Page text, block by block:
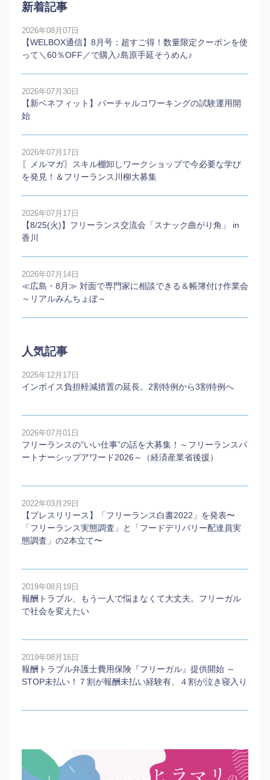
新着記事
2026年08月07日
【WELBOX通信】8月号：超すご得！数量限定クーポンを使
って＼60％OFF／で購入♪島原手延そうめん♪
2026年07月30日
【新ベネフィット】バーチャルコワーキングの試験運用開
始
2026年07月17日
〖メルマガ〗スキル棚卸しワークショップで今必要な学び
を発見！＆フリーランス川柳大募集
2026年07月17日
【8/25(火)】フリーランス交流会「スナック曲がり角」 in
香川
2026年07月14日
≪広島・8月≫ 対面で専門家に相談できる＆帳簿付け作業会
～リアルみんちょぼ～
人気記事
2025年12月17日
インボイス負担軽減措置の延長。2割特例から3割特例へ
2026年07月01日
フリーランスの”いい仕事”の話を大募集！～フリーランスパ
ートナーシップアワード2026～（経済産業省後援）
2022年03月29日
【プレスリリース】「フリーランス白書2022」を発表〜
「フリーランス実態調査」と「フードデリバリー配達員実
態調査」の2本⽴て〜
2019年08月19日
報酬トラブル、もう一人で悩まなくて大丈夫。フリーガル
で社会を変えたい
2019年08月16日
報酬トラブル弁護士費用保険『フリーガル』提供開始 ～
STOP未払い！７割が報酬未払い経験有、４割が泣き寝入り